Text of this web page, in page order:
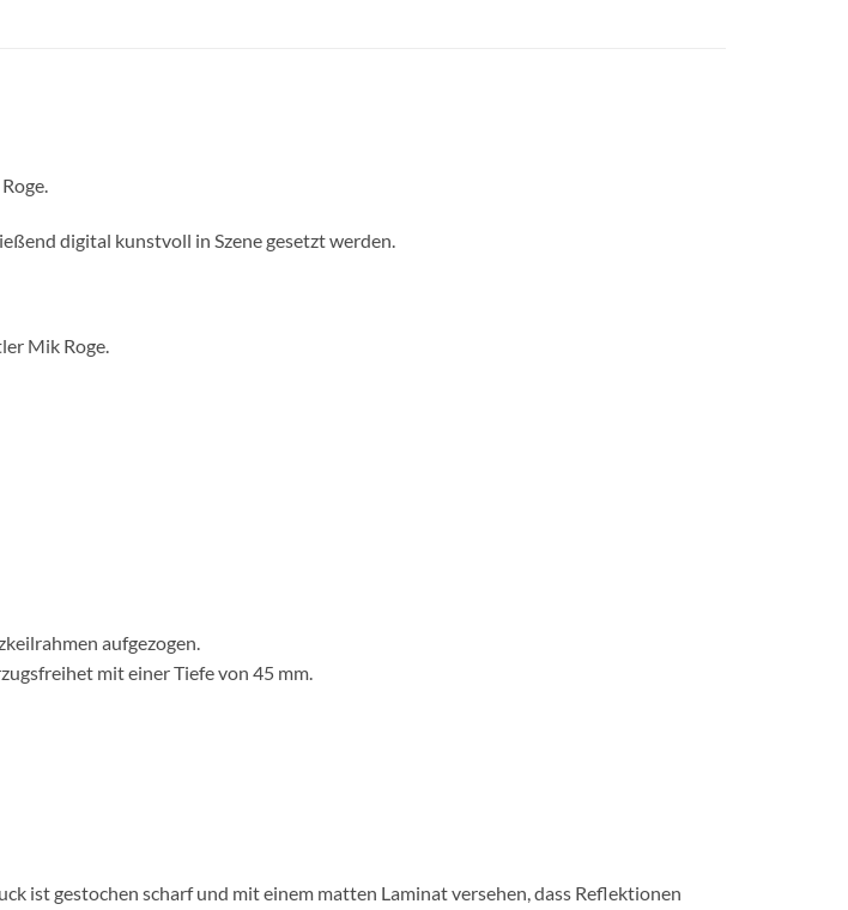
digital kunstvoll in Szene gesetzt werden.
Mik Roge.
aufgezogen.
mit einer Tiefe von 45 mm.
ist gestochen scharf und mit einem matten Laminat versehen, dass Reflektionen